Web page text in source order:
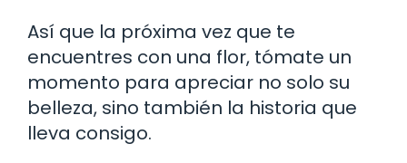
Así que la próxima vez que te
encuentres con una flor, tómate un
momento para apreciar no solo su
belleza, sino también la historia que
lleva consigo.